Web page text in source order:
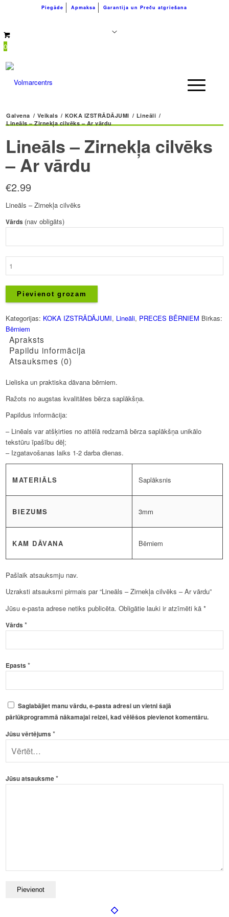
Piegāde Apmaksa Garantija un Preču atgriešana
0
Galvena / Veikals / KOKA IZSTRĀDĀJUMI / Lineāli /
Lineāls – Zirnekļa cilvēks – Ar vārdu
Lineāls – Zirnekļa cilvēks
– Ar vārdu
€2.99
Lineāls – Zirnekļa cilvēks
Vārds (nav obligāts)
cilvēks
-
Ar
vārdu
daudzums
Pievienot grozam
Kategorijas: KOKA IZSTRĀDĀJUMI, Lineāli, PRECES BĒRNIEM Birkas:
Bērniem
Apraksts
Papildu informācija
Atsauksmes (0)
Lieliska un praktiska dāvana bērniem.
Ražots no augstas kvalitātes bērza saplākšņa.
Papildus informācija:
– Linēals var atšķirties no attēlā redzamā bērza saplākšņa unikālo
tekstūru īpašību dēļ;
– Izgatavošanas laiks 1-2 darba dienas.
MATERIĀLS Saplāksnis
BIEZUMS 3mm
KAM DĀVANA Bērniem
Pašlaik atsauksmju nav.
Uzraksti atsauksmi pirmais par “Lineāls – Zirnekļa cilvēks – Ar vārdu”
Jūsu e-pasta adrese netiks publicēta. Obligātie lauki ir atzīmēti kā*
Vārds*
Epasts*
Saglabājiet manu vārdu, e-pasta adresi un vietni šajā
pārlūkprogrammā nākamajai reizei, kad vēlēšos pievienot komentāru.
Jūsu vērtējums*
Jūsu atsauksme*